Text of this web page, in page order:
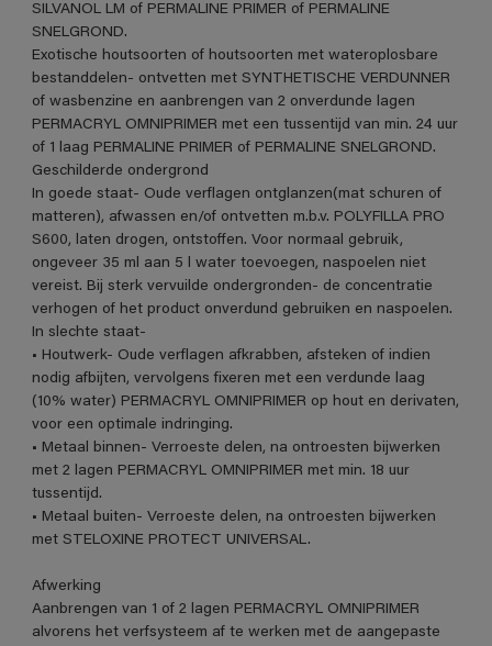
SILVANOL LM of PERMALINE PRIMER of PERMALINE
SNELGROND.
Exotische houtsoorten of houtsoorten met wateroplosbare
bestanddelen- ontvetten met SYNTHETISCHE VERDUNNER
of wasbenzine en aanbrengen van 2 onverdunde lagen
PERMACRYL OMNIPRIMER met een tussentijd van min. 24 uur
of 1 laag PERMALINE PRIMER of PERMALINE SNELGROND.
Geschilderde ondergrond
In goede staat- Oude verflagen ontglanzen(mat schuren of
matteren), afwassen en/of ontvetten m.b.v. POLYFILLA PRO
S600, laten drogen, ontstoffen. Voor normaal gebruik,
ongeveer 35 ml aan 5 l water toevoegen, naspoelen niet
vereist. Bij sterk vervuilde ondergronden- de concentratie
verhogen of het product onverdund gebruiken en naspoelen.
In slechte staat-
• Houtwerk- Oude verflagen afkrabben, afsteken of indien
nodig afbijten, vervolgens fixeren met een verdunde laag
(10% water) PERMACRYL OMNIPRIMER op hout en derivaten,
voor een optimale indringing.
• Metaal binnen- Verroeste delen, na ontroesten bijwerken
met 2 lagen PERMACRYL OMNIPRIMER met min. 18 uur
tussentijd.
• Metaal buiten- Verroeste delen, na ontroesten bijwerken
met STELOXINE PROTECT UNIVERSAL.
Afwerking
Aanbrengen van 1 of 2 lagen PERMACRYL OMNIPRIMER
alvorens het verfsysteem af te werken met de aangepaste